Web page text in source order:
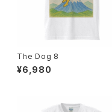
The Dog 8
¥6,980